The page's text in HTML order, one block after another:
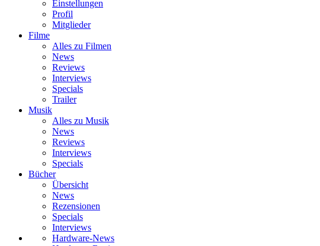
Einstellungen
Profil
Mitglieder
Filme
Alles zu Filmen
News
Reviews
Interviews
Specials
Trailer
Musik
Alles zu Musik
News
Reviews
Interviews
Specials
Bücher
Übersicht
News
Rezensionen
Specials
Interviews
Hardware-News